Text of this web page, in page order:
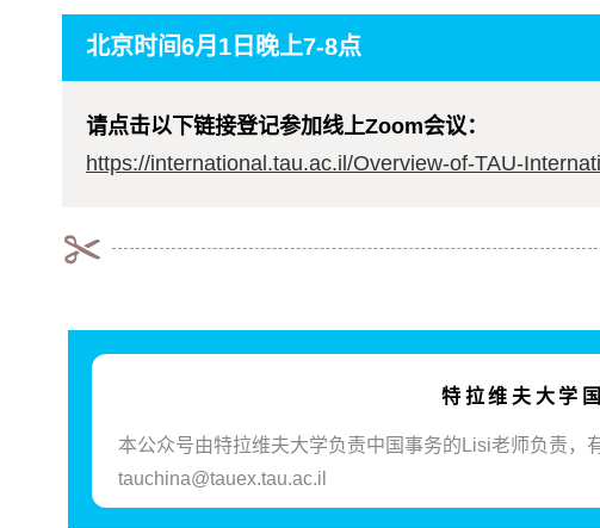
北京时间6月1日晚上7-8点
请点击以下链接登记参加线上Zoom会议：
https://international.tau.ac.il/Overview-of-TAU-
特拉维夫大学
本公众号由特拉维夫大学负责中国事务的Lisi老师负责，
tauchina@tauex.tau.ac.il